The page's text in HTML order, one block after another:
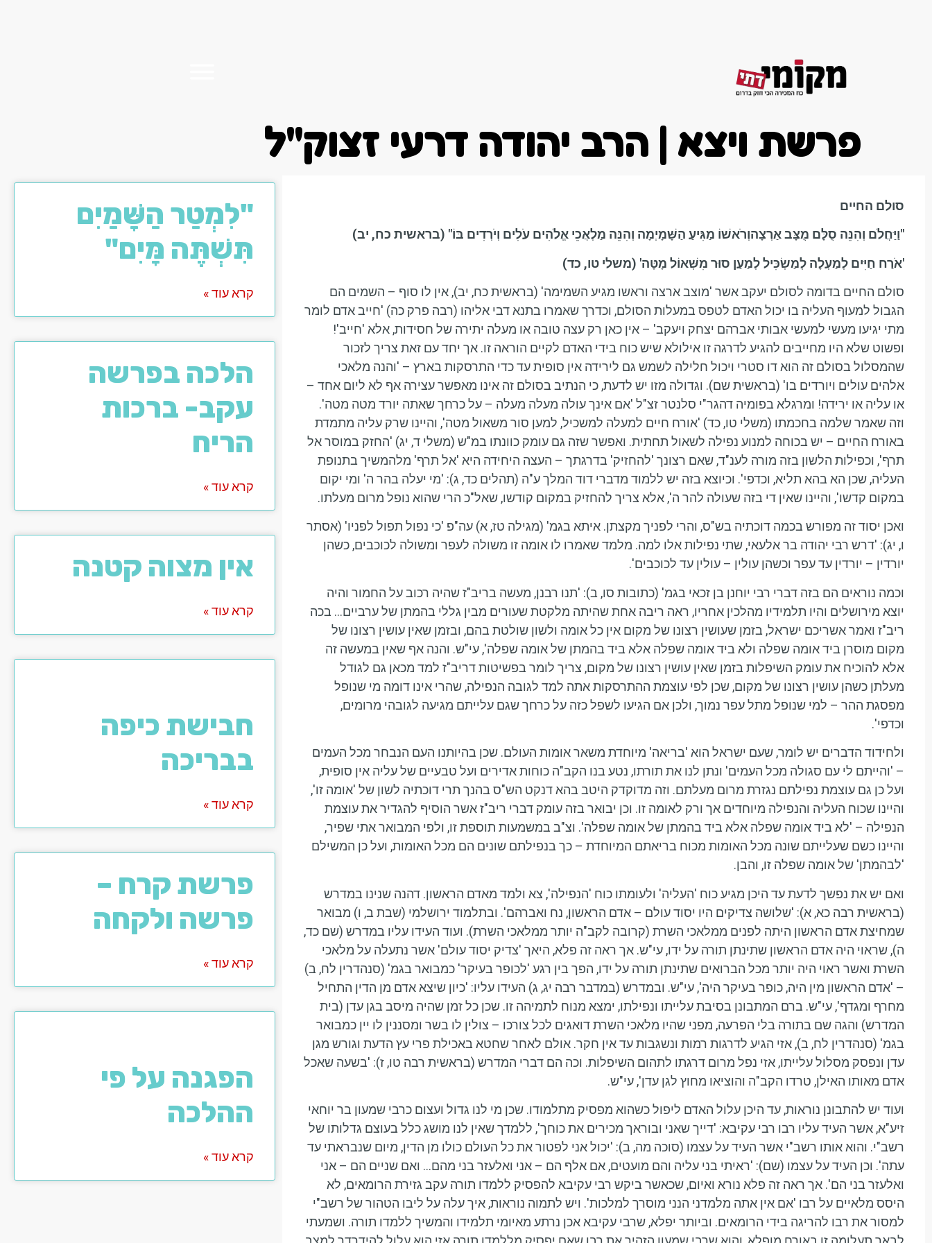
פרשת ויצא | הרב יהודה דרעי זצוק"ל
סולם החיים
"וַיַּחֲלֹם וְהִנֵּה סֻלָּם מֻצָּב אַרְצָהוְרֹאשׁוֹ מַגִּיעַ הַשָּׁמָיְמָה וְהִנֵּה מַלְאֲכֵי אֱלֹהִים עֹלִים וְיֹרְדִים בּוֹ" (בראשית כח, יב)
'אֹרַח חַיִּים לְמַעְלָה לְמַשְׂכִּיל לְמַעַן סוּר מִשְּׁאוֹל מָטָּה' (משלי טו, כד)
סולם החיים בדומה לסולם יעקב אשר 'מוצב ארצה וראשו מגיע השמימה' (בראשית כח, יב), אין לו סוף – השמים הם
הגבול למעוף העליה בו יכול האדם לטפס במעלות הסולם, וכדרך שאמרו בתנא דבי אליהו (רבה פרק כה) 'חייב אדם לומר
מתי יגיעו מעשי למעשי אבותי אברהם יצחק ויעקב' – אין כאן רק עצה טובה או מעלה יתירה של חסידות, אלא 'חייב'!
ופשוט שלא היו מחייבים להגיע לדרגה זו אילולא שיש כוח בידי האדם לקיים הוראה זו. אך יחד עם זאת צריך לזכור
שהמסלול בסולם זה הוא דו סטרי ויכול חלילה לשמש גם לירידה אין סופית עד כדי התרסקות בארץ – 'והנה מלאכי
אלהים עולים ויורדים בו' (בראשית שם). וגדולה מזו יש לדעת, כי הנתיב בסולם זה אינו מאפשר עצירה אף לא ליום אחד –
או עליה או ירידה! ומרגלא בפומיה דהגר"י סלנטר זצ"ל 'אם אינך עולה מעלה מעלה – על כרחך שאתה יורד מטה מטה'.
וזה שאמר שלמה בחכמתו (משלי טו, כד) 'אורח חיים למעלה למשכיל, למען סור משאול מטה', והיינו שרק עליה מתמדת
באורח החיים – יש בכוחה למנוע נפילה לשאול תחתית. ואפשר שזה גם עומק כוונתו במ"ש (משלי ד, יג) 'החזק במוסר אל
תרף', וכפילות הלשון בזה מורה לענ"ד, שאם רצונך 'להחזיק' בדרגתך – העצה היחידה היא 'אל תרף' מלהמשיך בתנופת
העליה, שכן הא בהא תליא, וכדפי'. וכיוצא בזה יש ללמוד מדברי דוד המלך ע"ה (תהלים כד, ג): 'מי יעלה בהר ה' ומי יקום
במקום קדשו', והיינו שאין די בזה שעולה להר ה', אלא צריך להחזיק במקום קודשו, שאל"כ הרי שהוא נופל מרום מעלתו.
ואכן יסוד זה מפורש בכמה דוכתיה בש"ס, והרי לפניך מקצתן. איתא בגמ' (מגילה טז, א) עה"פ 'כי נפול תפול לפניו' (אסתר
ו, יג): 'דרש רבי יהודה בר אלעאי, שתי נפילות אלו למה. מלמד שאמרו לו אומה זו משולה לעפר ומשולה לכוכבים, כשהן
יורדין – יורדין עד עפר וכשהן עולין – עולין עד לכוכבים'.
וכמה נוראים הם בזה דברי רבי יוחנן בן זכאי בגמ' (כתובות סו, ב): 'תנו רבנן, מעשה בריב"ז שהיה רכוב על החמור והיה
יוצא מירושלים והיו תלמידיו מהלכין אחריו, ראה ריבה אחת שהיתה מלקטת שעורים מבין גללי בהמתן של ערביים… בכה
ריב"ז ואמר אשריכם ישראל, בזמן שעושין רצונו של מקום אין כל אומה ולשון שולטת בהם, ובזמן שאין עושין רצונו של
מקום מוסרן ביד אומה שפלה ולא ביד אומה שפלה אלא ביד בהמתן של אומה שפלה', עי"ש. והנה אף שאין במעשה זה
אלא להוכיח את עומק השיפלות בזמן שאין עושין רצונו של מקום, צריך לומר בפשיטות דריב"ז למד מכאן גם לגודל
מעלתן כשהן עושין רצונו של מקום, שכן לפי עוצמת ההתרסקות אתה למד לגובה הנפילה, שהרי אינו דומה מי שנופל
מפסגת ההר – למי שנופל מתל עפר נמוך, ולכן אם הגיעו לשפל כזה על כרחך שגם עלייתם מגיעה לגובהי מרומים,
וכדפי'.
ולחידוד הדברים יש לומר, שעם ישראל הוא 'בריאה' מיוחדת משאר אומות העולם. שכן בהיותנו העם הנבחר מכל העמים
– 'והייתם לי עם סגולה מכל העמים' ונתן לנו את תורתו, נטע בנו הקב"ה כוחות אדירים ועל טבעיים של עליה אין סופית,
ועל כן גם עוצמת נפילתם נגזרת מרום מעלתם. וזה מדוקדק היטב בהא דנקט הש"ס בהנך תרי דוכתיה לשון של 'אומה זו',
והיינו שכוח העליה והנפילה מיוחדים אך ורק לאומה זו. וכן יבואר בזה עומק דברי ריב"ז אשר הוסיף להגדיר את עוצמת
הנפילה – 'לא ביד אומה שפלה אלא ביד בהמתן של אומה שפלה'. וצ"ב במשמעות תוספת זו, ולפי המבואר אתי שפיר,
והיינו כשם שעלייתם שונה מכל האומות מכוח בריאתם המיוחדת – כך בנפילתם שונים הם מכל האומות, ועל כן המשילם
'לבהמתן' של אומה שפלה זו, והבן.
ואם יש את נפשך לדעת עד היכן מגיע כוח 'העליה' ולעומתו כוח 'הנפילה', צא ולמד מאדם הראשון. דהנה שנינו במדרש
(בראשית רבה כא, א): 'שלושה צדיקים היו יסוד עולם – אדם הראשון, נח ואברהם'. ובתלמוד ירושלמי (שבת ב, ו) מבואר
שמחיצת אדם הראשון היתה לפנים ממלאכי השרת (קרובה לקב"ה יותר ממלאכי השרת). ועוד העידו עליו במדרש (שם כד,
ה), שראוי היה אדם הראשון שתינתן תורה על ידו, עי"ש. אך ראה זה פלא, היאך 'צדיק יסוד עולם' אשר נתעלה על מלאכי
השרת ואשר ראוי היה יותר מכל הברואים שתינתן תורה על ידו, הפך בין רגע 'לכופר בעיקר' כמבואר בגמ' (סנהדרין לח, ב)
– 'אדם הראשון מין היה, כופר בעיקר היה', עי"ש. ובמדרש (במדבר רבה יג, ג) העידו עליו: 'כיון שיצא אדם מן הדין התחיל
מחרף ומגדף', עי"ש. ברם המתבונן בסיבת עלייתו ונפילתו, ימצא מנוח לתמיהה זו. שכן כל זמן שהיה מיסב בגן עדן (בית
המדרש) והגה שם בתורה בלי הפרעה, מפני שהיו מלאכי השרת דואגים לכל צורכו – צולין לו בשר ומסננין לו יין כמבואר
בגמ' (סנהדרין לח, ב), אזי הגיע לדרגות רמות ונשגבות עד אין חקר. אולם לאחר שחטא באכילת פרי עץ הדעת וגורש מגן
עדן ונפסק מסלול עלייתו, אזי נפל מרום דרגתו לתהום השיפלות. וכה הם דברי המדרש (בראשית רבה טו, ז): 'בשעה שאכל
אדם מאותו האילן, טרדו הקב"ה והוציאו מחוץ לגן עדן', עי"ש.
ועוד יש להתבונן נוראות, עד היכן עלול האדם ליפול כשהוא מפסיק מתלמודו. שכן מי לנו גדול ועצום כרבי שמעון בר יוחאי
זיע"א, אשר העיד עליו רבו רבי עקיבא: 'דייך שאני ובוראך מכירים את כוחך', ללמדך שאין לנו מושג כלל בעוצם גדלותו של
רשב"י. והוא אותו רשב"י אשר העיד על עצמו (סוכה מה, ב): 'יכול אני לפטור את כל העולם כולו מן הדין, מיום שנבראתי עד
עתה'. וכן העיד על עצמו (שם): 'ראיתי בני עליה והם מועטים, אם אלף הם – אני ואלעזר בני מהם… ואם שניים הם – אני
ואלעזר בני הם'. אך ראה זה פלא נורא ואיום, שכאשר ביקש רבי עקיבא להפסיק ללמדו תורה עקב גזירת הרומאים, לא
היסס מלאיים על רבו 'אם אין אתה מלמדני הנני מוסרך למלכות'. ויש לתמוה נוראות, איך עלה על ליבו הטהור של רשב"י
למסור את רבו להריגה בידי הרומאים. וביותר יפלא, שרבי עקיבא אכן נרתע מאיומי תלמידו והמשיך ללמדו תורה. ושמעתי
"לִמְטַר הַשָּׁמַיִם
תִּשְׁתֶּה מָּיִם"
קרא עוד »
הלכה בפרשה
עקב- ברכות
הריח
קרא עוד »
אין מצוה קטנה
קרא עוד »
חבישת כיפה
בבריכה
קרא עוד »
פרשת קרח –
פרשה ולקחה
קרא עוד »
הפגנה על פי
ההלכה
קרא עוד »